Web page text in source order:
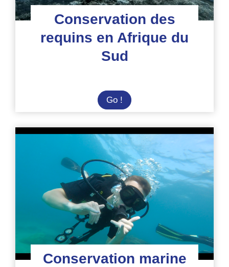
Conservation des
requins en Afrique du
Sud
Go ! Conservation
des
requins
en
Afrique
du
Sud
Conservation marine